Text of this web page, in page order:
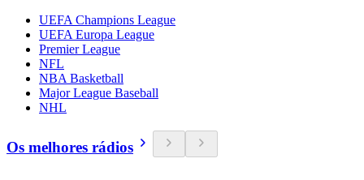
UEFA Champions League
UEFA Europa League
Premier League
NFL
NBA Basketball
Major League Baseball
NHL
Os melhores rádios